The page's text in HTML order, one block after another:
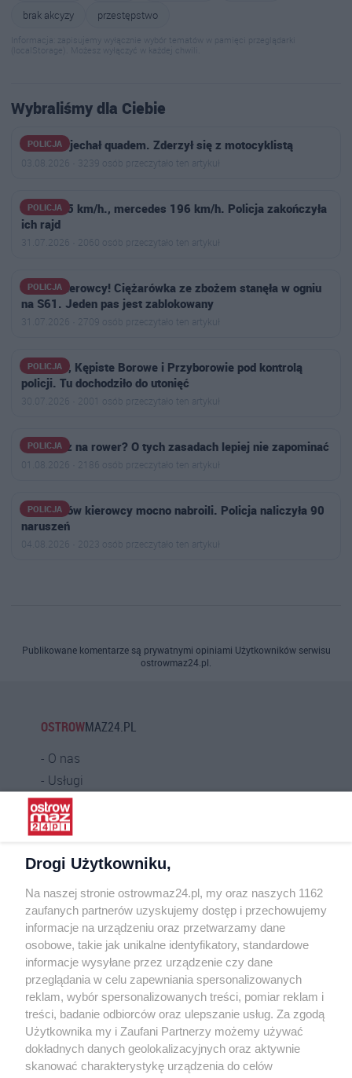
brak akcyzy
przestępstwo
Informacja: zapisujemy wyłącznie wybór tematów w pamięci przeglądarki
(localStorage). Możesz wyłączyć w każdej chwili.
Wybraliśmy dla Ciebie
POLICJA
11-latek jechał quadem. Zderzył się z motocyklistą
03.08.2026 · 3239 osób przeczytało ten artykuł
POLICJA
BMW 175 km/h., mercedes 196 km/h. Policja zakończyła
ich rajd
31.07.2026 · 2060 osób przeczytało ten artykuł
POLICJA
Uwaga kierowcy! Ciężarówka ze zbożem stanęła w ogniu
na S61. Jeden pas jest zablokowany
31.07.2026 · 2709 osób przeczytało ten artykuł
POLICJA
Kiełczew, Kępiste Borowe i Przyborowie pod kontrolą
policji. Tu dochodziło do utonięć
30.07.2026 · 2001 osób przeczytało ten artykuł
POLICJA
Wsiadasz na rower? O tych zasadach lepiej nie zapominać
01.08.2026 · 2186 osób przeczytało ten artykuł
POLICJA
U sąsiadów kierowcy mocno nabroili. Policja naliczyła 90
naruszeń
04.08.2026 · 2023 osób przeczytało ten artykuł
Publikowane komentarze są prywatnymi opiniami Użytkowników serwisu
ostrowmaz24.pl.
OSTROWMAZ24.PL
O nas
Usługi
Praca
Warunki korzystania
Kontakt
INFORMATOR
Bankomaty
Msze święte
Nocna pomoc lekarska
Taxi
REKLAMA
Banery i artykuły
Drogi Użytkowniku,
Na naszej stronie ostrowmaz24.pl, my oraz naszych 1162
zaufanych partnerów uzyskujemy dostęp i przechowujemy
informacje na urządzeniu oraz przetwarzamy dane
osobowe, takie jak unikalne identyfikatory, standardowe
informacje wysyłane przez urządzenie czy dane
przeglądania w celu zapewniania spersonalizowanych
reklam, wybór spersonalizowanych treści, pomiar reklam i
treści, badanie odbiorców oraz ulepszanie usług. Za zgodą
Użytkownika my i Zaufani Partnerzy możemy używać
dokładnych danych geolokalizacyjnych oraz aktywnie
skanować charakterystykę urządzenia do celów